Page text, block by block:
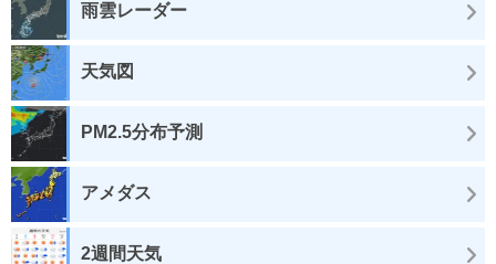
雨雲レーダー
天気図
PM2.5分布予測
アメダス
2週間天気